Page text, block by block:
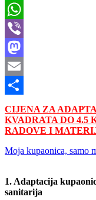
Pinterest
WhatsApp
Viber
Mastodon
Email
Share
CIJENA ZA
KVADRATA DO 4.5
RADOVE I
Moja kupaonica, samo
1. Adaptacija
sanitarija